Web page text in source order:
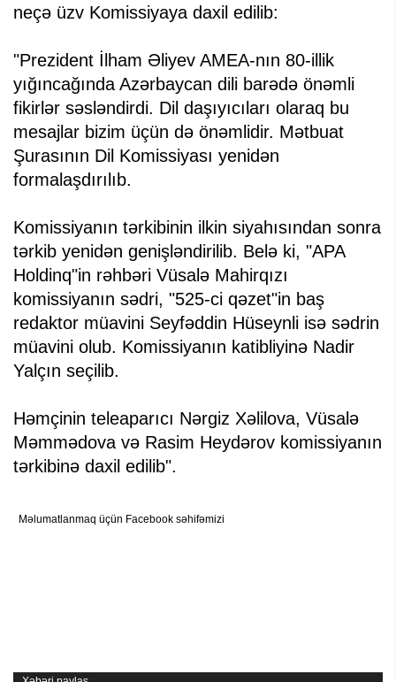
neçə üzv Komissiyaya daxil edilib:
"Prezident İlham Əliyev AMEA-nın 80-illik
yığıncağında Azərbaycan dili barədə önəmli
fikirlər səsləndirdi. Dil daşıyıcıları olaraq bu
mesajlar bizim üçün də önəmlidir. Mətbuat
Şurasının Dil Komissiyası yenidən
formalaşdırılıb.
Komissiyanın tərkibinin ilkin siyahısından sonra
tərkib yenidən genişləndirilib. Belə ki, "APA
Holdinq"in rəhbəri Vüsalə Mahirqızı
komissiyanın sədri, "525-ci qəzet"in baş
redaktor müavini Seyfəddin Hüseynli isə sədrin
müavini olub. Komissiyanın katibliyinə Nadir
Yalçın seçilib.
Həmçinin teleaparıcı Nərgiz Xəlilova, Vüsalə
Məmmədova və Rasim Heydərov komissiyanın
tərkibinə daxil edilib".
Məlumatlanmaq üçün Facebook səhifəmizi